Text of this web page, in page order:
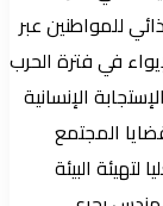
للمواطنين عبر
في فترة الحرب
الإنسانية
المجتمع
البيئة